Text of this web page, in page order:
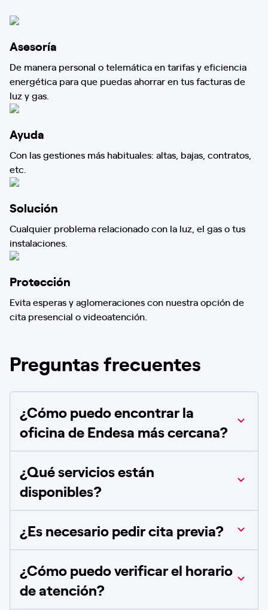
Asesoría
De manera personal o telemática en tarifas y eficiencia
energética para que puedas ahorrar en tus facturas de
luz y gas.
Ayuda
Con las gestiones más habituales: altas, bajas, contratos,
etc.
Solución
Cualquier problema relacionado con la luz, el gas o tus
instalaciones.
Protección
Evita esperas y aglomeraciones con nuestra opción de
cita presencial o videoatención.
Preguntas frecuentes
¿Cómo puedo encontrar la
oficina de Endesa más cercana?
¿Qué servicios están
disponibles?
¿Es necesario pedir cita previa?
¿Cómo puedo verificar el horario
de atención?